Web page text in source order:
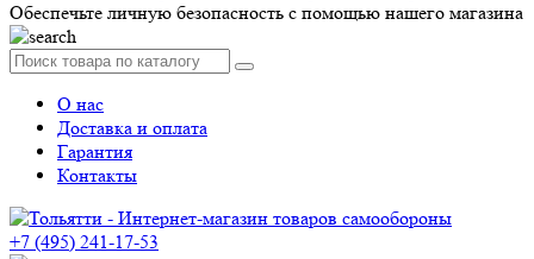
Обеспечьте личную безопасность с помощью нашего магазина
О нас
Доставка и оплата
Гарантия
Контакты
+7 (495) 241-17-53